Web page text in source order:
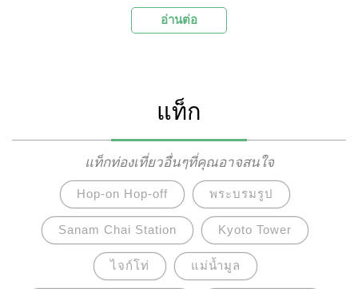
ตอนกลางคืนบริเวณถนนชัยสงคราม เป็นตลาดที่มีทั้ง
อ่านต่อ
แท็ก
แท็กท่องเที่ยวอื่นๆที่คุณอาจสนใจ
Hop-on Hop-off พระบรมรูป
Sanam Chai Station Kyoto Tower
ไจก์โท่ แม่น้ำมูล